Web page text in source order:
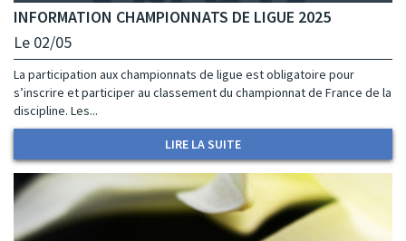
INFORMATION CHAMPIONNATS DE LIGUE 2025
Le 02/05
La participation aux championnats de ligue est obligatoire pour
s’inscrire et participer au classement du championnat de France de la
discipline. Les...
LIRE LA SUITE